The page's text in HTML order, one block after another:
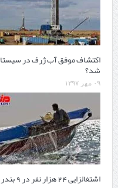
اکتشاف موفق آب‌ ژرف در
شد؟
۰۹ مهر ۱۳۹۷
اشتغالزایی 24 هزار نفر در 9 بندر ماهیگیری چابهار و کنارک